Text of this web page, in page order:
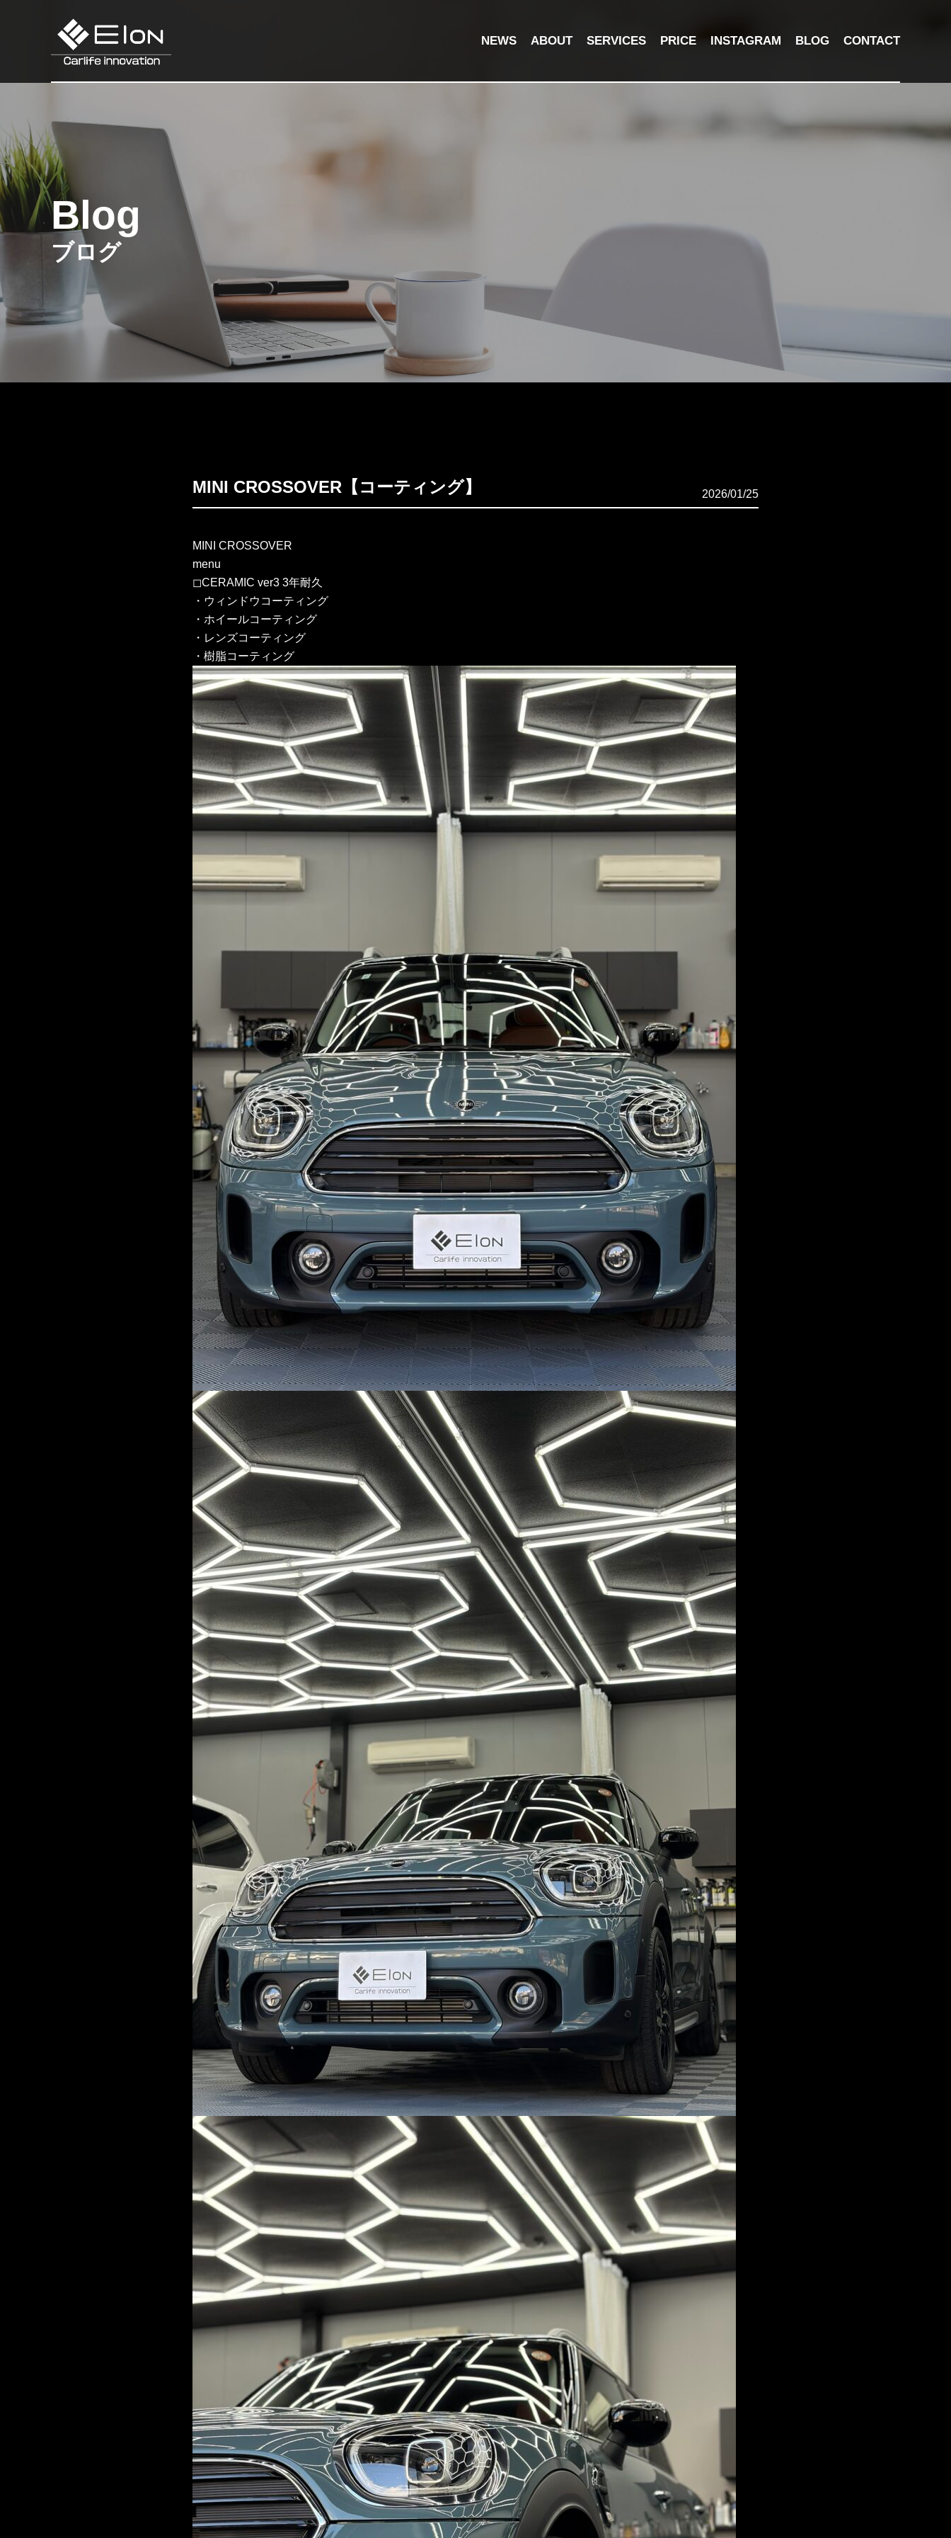
NEWS ABOUT SERVICES PRICE INSTAGRAM BLOG CONTACT
Blog
ブログ
MINI CROSSOVER【コーティング】 2026/01/25
MINI CROSSOVER
menu
◻︎CERAMIC ver3 3年耐久
・ウィンドウコーティング
・ホイールコーティング
・レンズコーティング
・樹脂コーティング